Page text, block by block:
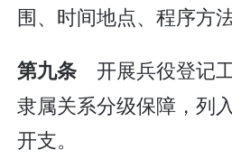
围、时间地点、程序方
第九条开展兵役登记
隶属关系分级保障，列
开支。